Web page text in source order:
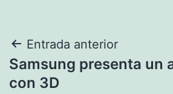
Navegación
de
Entrada anterior
Samsung presenta un
con 3D